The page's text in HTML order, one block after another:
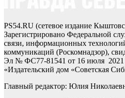
PS54.RU (сетевое издание
Зарегистрировано Федеральной
связи, информационных
коммуникаций (Роскомнадзор),
Эл № ФС77-81541 от 16 июля
«Издательский дом «Советская
Главный редактор: Юлия